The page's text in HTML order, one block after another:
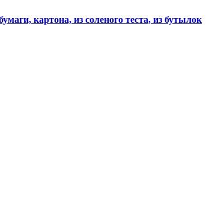
картона, из соленого теста, из бутылок